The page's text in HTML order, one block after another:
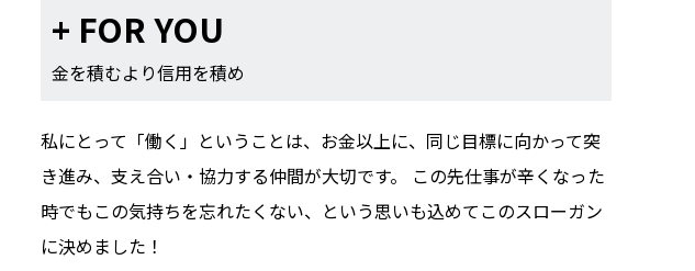
+ FOR YOU
金を積むより信用を積め
私にとって「働く」ということは、お金以上に、同じ目標に向かって突
き進み、支え合い・協力する仲間が大切です。 この先仕事が辛くなった
時でもこの気持ちを忘れたくない、という思いも込めてこのスローガン
に決めました！